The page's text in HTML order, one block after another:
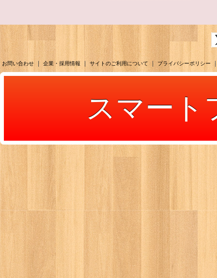
お問い合わせ | 企業・採用情報 | サイトのご利用について | プライバシーポリシー |
スマート